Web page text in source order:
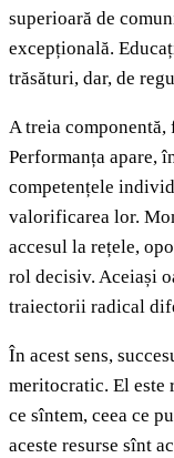
superioară de
excepțională.
trăsături, dar, de
A treia componentă,
Performanța apare,
competențele
valorificarea lor.
accesul la rețele,
rol decisiv. Aceiași
traiectorii radical
În acest sens,
meritocratic. El este
ce sîntem, ceea ce
aceste resurse sînt